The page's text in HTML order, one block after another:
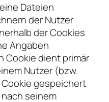
Dateien
der Nutzer
der Cookies
Angaben
Cookie dient primär
Nutzer (bzw.
gespeichert
seinem